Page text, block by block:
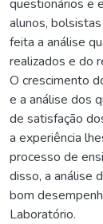
questionários e
alunos,
feita a análise
realizados e do
O crescimento
e a análise dos
de satisfação
a experiência
processo de
disso, a análise
bom
Laboratório.